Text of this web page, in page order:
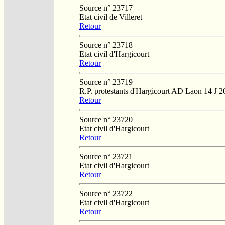
Source n° 23717
Etat civil de Villeret
Retour
Source n° 23718
Etat civil d'Hargicourt
Retour
Source n° 23719
R.P. protestants d'Hargicourt AD Laon 14 J
Retour
Source n° 23720
Etat civil d'Hargicourt
Retour
Source n° 23721
Etat civil d'Hargicourt
Retour
Source n° 23722
Etat civil d'Hargicourt
Retour